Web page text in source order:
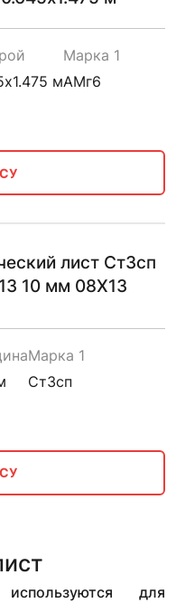
м
Марка 1
АМг6
лист Ст3сп
10 мм 08Х13
Марка 1
Ст3сп
для